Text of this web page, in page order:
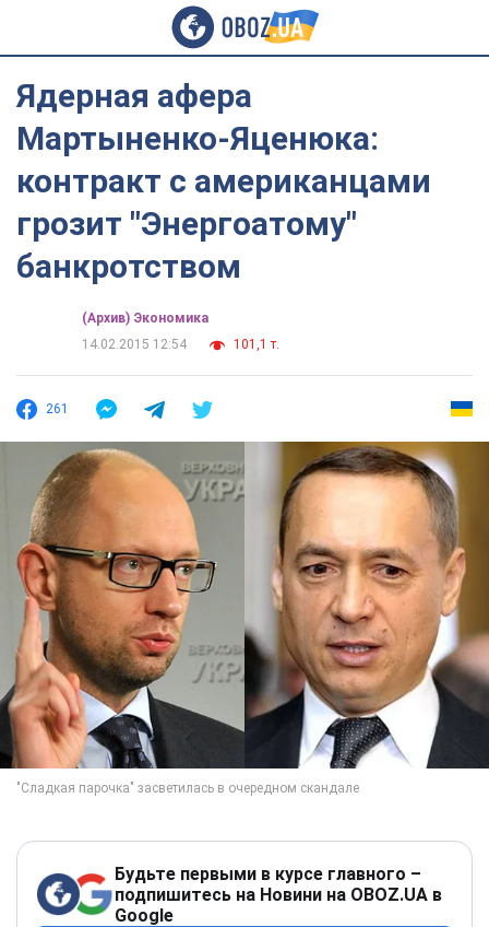
Ядерная афера
Мартыненко-Яценюка:
контракт с американцами
грозит "Энергоатому"
банкротством
(Архив) Экономика
14.02.2015 12:54
101,1 т.
261
Будьте первыми в курсе главного –
подпишитесь на Новини на OBOZ.UA в
Google